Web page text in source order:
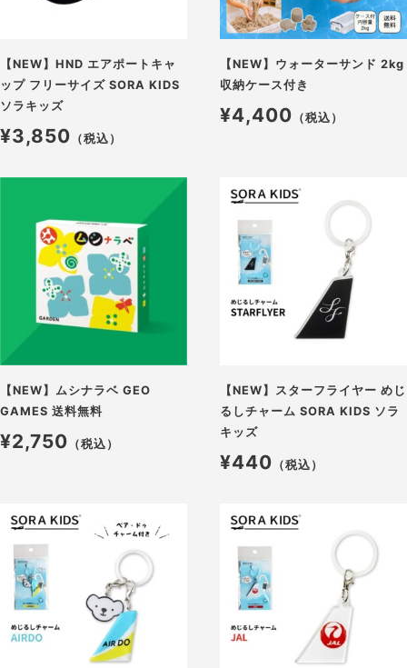
【NEW】HND エアポートキャ
ップ フリーサイズ SORA KIDS
ソラキッズ
¥3,850 （税込）
【NEW】ウォーターサンド 2kg
収納ケース付き
¥4,400 （税込）
【NEW】ムシナラベ GEO
GAMES 送料無料
¥2,750 （税込）
【NEW】スターフライヤー めじ
るしチャーム SORA KIDS ソラ
キッズ
¥440 （税込）